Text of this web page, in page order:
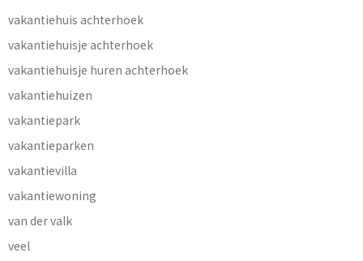
vakantiehuis achterhoek
vakantiehuisje achterhoek
vakantiehuisje huren achterhoek
vakantiehuizen
vakantiepark
vakantieparken
vakantievilla
vakantiewoning
van der valk
veel